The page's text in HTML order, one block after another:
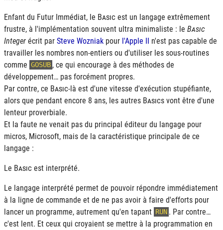
Enfant du Futur Immédiat, le Basic est un langage extrêmement
frustre, à l'implémentation souvent ultra minimaliste : le Basic
Integer écrit par Steve Wozniak pour l'Apple II n'est pas capable de
travailler les nombres non-entiers ou d'utiliser les sous-routines
comme GOSUB , ce qui encourage à des méthodes de
développement… pas forcément propres.
Par contre, ce Basic-là est d'une vitesse d'exécution stupéfiante,
alors que pendant encore 8 ans, les autres Basics vont être d'une
lenteur proverbiale.
Et la faute ne venait pas du principal éditeur du langage pour
micros, Microsoft, mais de la caractéristique principale de ce
langage :
Le Basic est interprété.
Le langage interprété permet de pouvoir répondre immédiatement
à la ligne de commande et de ne pas avoir à faire d'efforts pour
lancer un programme, autrement qu'en tapant RUN . Par contre…
c'est lent. Et ceux qui croyaient se mettre à la programmation en